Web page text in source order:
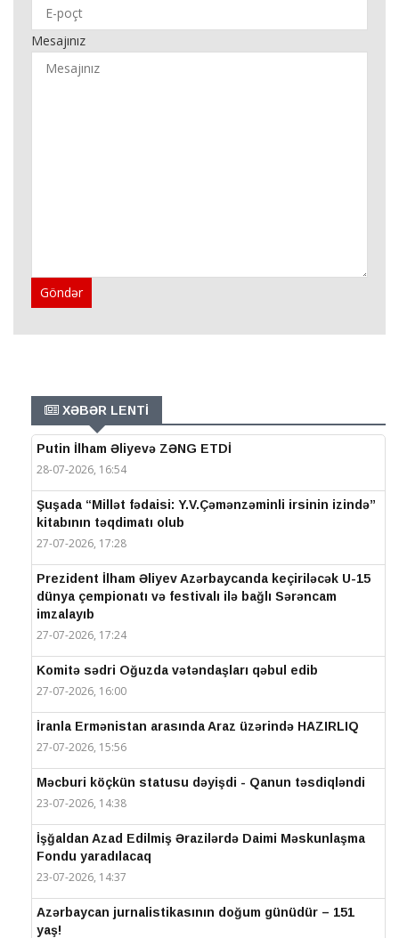
Mesajınız
Göndər
XƏBƏR LENTİ
Putin İlham Əliyevə ZƏNG ETDİ
28-07-2026, 16:54
Şuşada “Millət fədaisi: Y.V.Çəmənzəminli irsinin izində”
kitabının təqdimatı olub
27-07-2026, 17:28
Prezident İlham Əliyev Azərbaycanda keçiriləcək U-15
dünya çempionatı və festivalı ilə bağlı Sərəncam
imzalayıb
27-07-2026, 17:24
Komitə sədri Oğuzda vətəndaşları qəbul edib
27-07-2026, 16:00
İranla Ermənistan arasında Araz üzərində HAZIRLIQ
27-07-2026, 15:56
Məcburi köçkün statusu dəyişdi - Qanun təsdiqləndi
23-07-2026, 14:38
İşğaldan Azad Edilmiş Ərazilərdə Daimi Məskunlaşma
Fondu yaradılacaq
23-07-2026, 14:37
Azərbaycan jurnalistikasının doğum günüdür – 151
yaş!